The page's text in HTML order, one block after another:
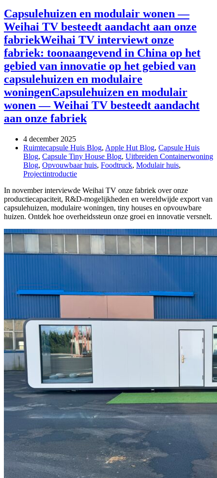
Capsulehuizen en modulair wonen —
Weihai TV besteedt aandacht aan onze
fabriekWeihai TV interviewt onze
fabriek: toonaangevend in China op het
gebied van innovatie op het gebied van
capsulehuizen en modulaire
woningenCapsulehuizen en modulair
wonen — Weihai TV besteedt aandacht
aan onze fabriek
4 december 2025
Ruimtecapsule Huis Blog, Apple Hut Blog, Capsule Huis
Blog, Capsule Tiny House Blog, Uitbreiden Containerwoning
Blog, Opvouwbaar huis, Foodtruck, Modulair huis,
Projectintroductie
In november interviewde Weihai TV onze fabriek over onze
productiecapaciteit, R&D-mogelijkheden en wereldwijde export van
capsulehuizen, modulaire woningen, tiny houses en opvouwbare
huizen. Ontdek hoe overheidssteun onze groei en innovatie versnelt.